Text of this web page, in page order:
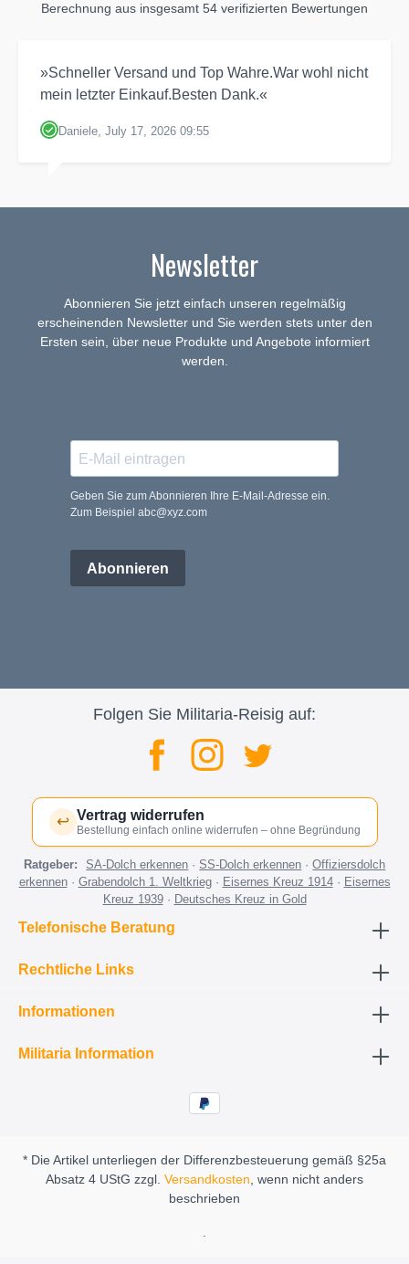
Berechnung aus insgesamt 54 verifizierten Bewertungen
»Schneller Versand und Top Wahre.War wohl nicht
mein letzter Einkauf.Besten Dank.«
Daniele, July 17, 2026 09:55
Newsletter
Abonnieren Sie jetzt einfach unseren regelmäßig
erscheinenden Newsletter und Sie werden stets unter den
Ersten sein, über neue Produkte und Angebote informiert
werden.
Geben Sie zum Abonnieren Ihre E-Mail-Adresse ein.
Zum Beispiel abc@xyz.com
Abonnieren
Folgen Sie Militaria-Reisig auf:
↩ Vertrag widerrufen
Bestellung einfach online widerrufen – ohne Begründung
Ratgeber: SA-Dolch erkennen ·SS-Dolch erkennen ·Offiziersdolch
erkennen· Grabendolch 1. Weltkrieg· Eisernes Kreuz 1914· Eisernes
Kreuz 1939· Deutsches Kreuz in Gold
Telefonische Beratung
Rechtliche Links
Informationen
Militaria Information
* Die Artikel unterliegen der Differenzbesteuerung gemäß §25a
Absatz 4 UStG zzgl. Versandkosten, wenn nicht anders
beschrieben
.